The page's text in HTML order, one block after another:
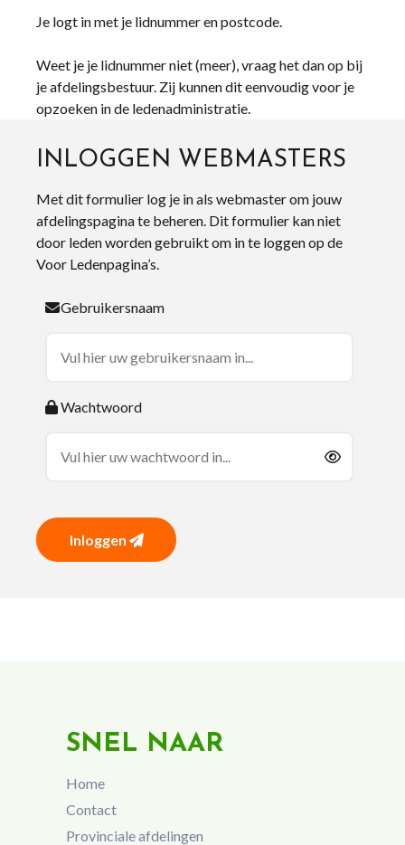
Je logt in met je lidnummer en postcode.
Weet je je lidnummer niet (meer), vraag het dan op bij
je afdelingsbestuur. Zij kunnen dit eenvoudig voor je
opzoeken in de ledenadministratie.
INLOGGEN WEBMASTERS
Met dit formulier log je in als webmaster om jouw
afdelingspagina te beheren. Dit formulier kan niet
door leden worden gebruikt om in te loggen op de
Voor Ledenpagina’s.
Gebruikersnaam
Wachtwoord
Inloggen
SNEL NAAR
Home
Contact
Provinciale afdelingen